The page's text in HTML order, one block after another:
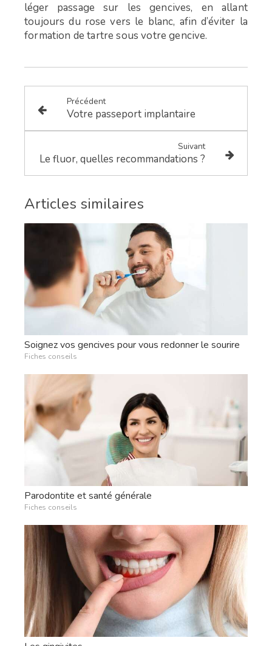
léger passage sur les gencives, en allant
toujours du rosevers le blanc, afin d’éviter la
formation de tartre sousvotre gencive.
Précédent
Votre passeport implantaire
Suivant
Le fluor, quelles recommandations ?
Articles similaires
Soignez vos gencives pour vous redonner le sourire
Fiches conseils
Parodontite et santé générale
Fiches conseils